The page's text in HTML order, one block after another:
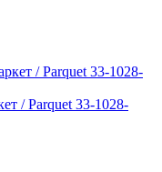
/ Parquet 33-1028-